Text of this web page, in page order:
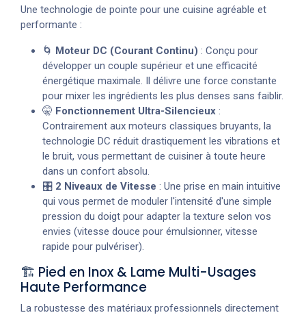
Une technologie de pointe pour une cuisine agréable et
performante :
🌀 Moteur DC (Courant Continu) : Conçu pour
développer un couple supérieur et une efficacité
énergétique maximale. Il délivre une force constante
pour mixer les ingrédients les plus denses sans faiblir.
🤫 Fonctionnement Ultra-Silencieux :
Contrairement aux moteurs classiques bruyants, la
technologie DC réduit drastiquement les vibrations et
le bruit, vous permettant de cuisiner à toute heure
dans un confort absolu.
🎛️ 2 Niveaux de Vitesse : Une prise en main intuitive
qui vous permet de moduler l'intensité d'une simple
pression du doigt pour adapter la texture selon vos
envies (vitesse douce pour émulsionner, vitesse
rapide pour pulvériser).
🏗️ Pied en Inox & Lame Multi-Usages
Haute Performance
La robustesse des matériaux professionnels directement